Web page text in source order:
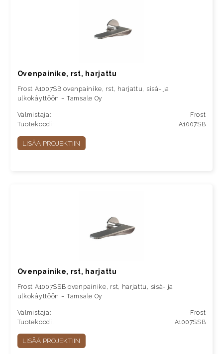
Ovenpainike, rst, harjattu
Frost A1007SB ovenpainike, rst, harjattu, sisä- ja
ulkokäyttöön – Tamsale Oy
Valmistaja:
Frost
Tuotekoodi:
A1007SB
LISÄÄ PROJEKTIIN
Ovenpainike, rst, harjattu
Frost A1007SSB ovenpainike, rst, harjattu, sisä- ja
ulkokäyttöön – Tamsale Oy
Valmistaja:
Frost
Tuotekoodi:
A1007SSB
LISÄÄ PROJEKTIIN